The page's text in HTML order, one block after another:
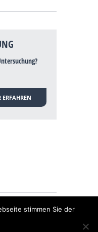
ERFAHREN
für gesunden
stimmen Sie der